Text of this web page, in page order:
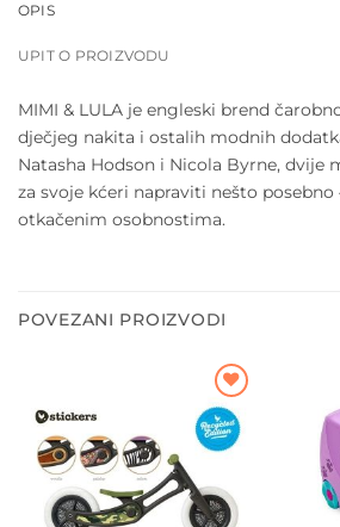
OPIS
UPIT O PROIZVODU
MIMI & LULA je engleski brend
dječjeg nakita i ostalih modnih
Natasha Hodson i Nicola Byrne, dvije
za svoje kćeri napraviti nešto
otkačenim osobnostima.
POVEZANI PROIZVODI
Dodajte
na listu
želja